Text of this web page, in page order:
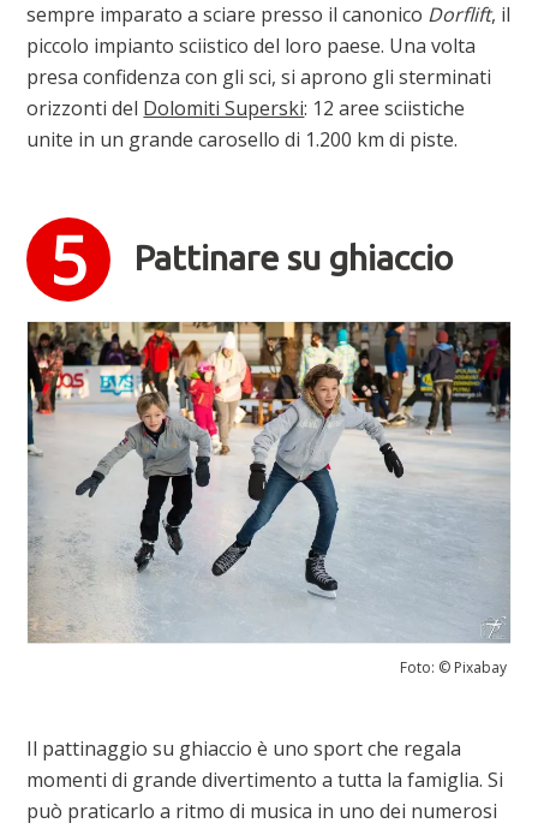
sempre imparato a sciare presso il canonico Dorflift, il
piccolo impianto sciistico del loro paese. Una volta
presa confidenza con gli sci, si aprono gli sterminati
orizzonti del Dolomiti Superski: 12 aree sciistiche
unite in un grande carosello di 1.200 km di piste.
Pattinare su ghiaccio
Foto: © Pixabay
Il pattinaggio su ghiaccio è uno sport che regala
momenti di grande divertimento a tutta la famiglia. Si
può praticarlo a ritmo di musica in uno dei numerosi